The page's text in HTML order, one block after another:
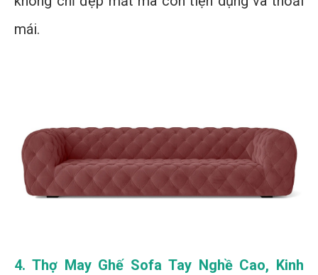
mái.
4. Thợ May Ghế Sofa Tay Nghề Cao, Kinh